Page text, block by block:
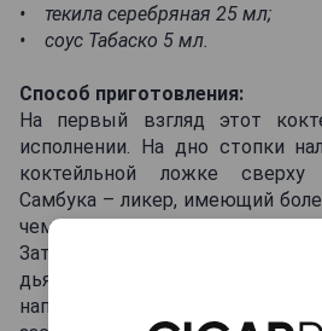
• текила серебряная 25 мл;
• соус Табаско 5 мл.
Способ приготовления:
На первый взгляд этот
исполнении. На дно стопки
коктейльной ложке сверху
Самбука – ликер, имеющий
чем текила, поэтому слои
Затем по капле добавляете
дьявол. Табаско должен
напитками. Со стороны